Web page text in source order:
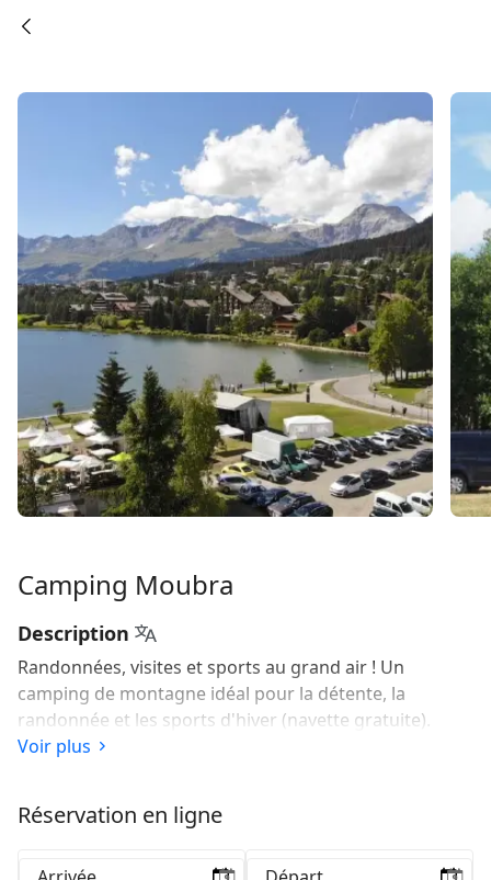
Camping Moubra
Description
Randonnées, visites et sports au grand air ! Un
camping de montagne idéal pour la détente, la
randonnée et les sports d'hiver (navette gratuite).
Voir plus
Réservation en ligne